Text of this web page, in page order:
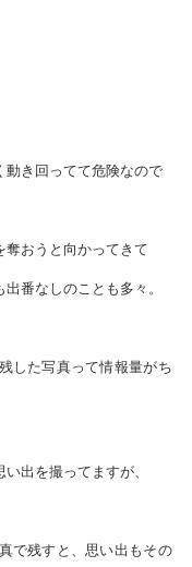
動き回ってて危険なので
奪おうと向かってきて
番なしのことも多々。
した写真って情報量がち
出を撮ってますが、
で残すと、思い出もその